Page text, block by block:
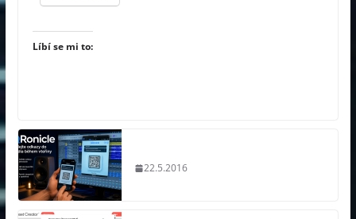
Líbí se mi to:
22.5.2016